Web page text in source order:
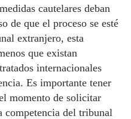
cautelares deban
de que el proceso se esté
extranjero, esta
que existan
internacionales
Es importante tener
momento de solicitar
competencia del tribunal